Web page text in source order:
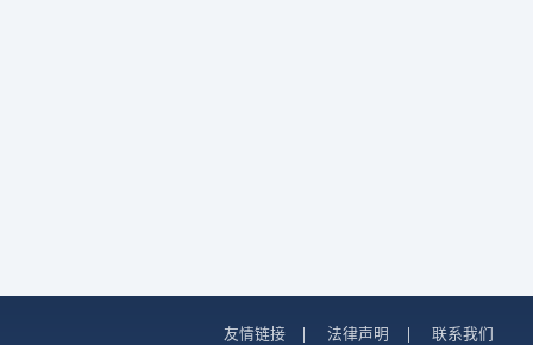
友情链接 | 法律声明 |
联系我们